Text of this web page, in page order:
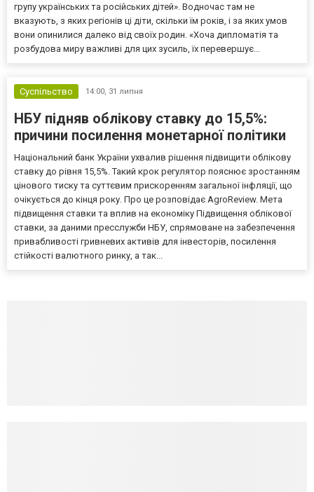
групу українських та російських дітей». Водночас там не
вказують, з яких регіонів ці діти, скільки їм років, і за яких умов
вони опинилися далеко від своїх родин. «Хоча дипломатія та
розбудова миру важливі для цих зусиль, їх перевершує...
Суспільство 14:00, 31 липня
НБУ підняв облікову ставку до 15,5%:
причини посилення монетарної політики
Національний банк України ухвалив рішення підвищити облікову
ставку до рівня 15,5%. Такий крок регулятор пояснює зростанням
цінового тиску та суттєвим прискоренням загальної інфляції, що
очікується до кінця року. Про це розповідає AgroReview. Мета
підвищення ставки та вплив на економіку Підвищення облікової
ставки, за даними пресслужби НБУ, спрямоване на забезпечення
привабливості гривневих активів для інвесторів, посилення
стійкості валютного ринку, а так...